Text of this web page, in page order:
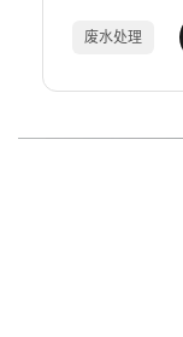
废水处理